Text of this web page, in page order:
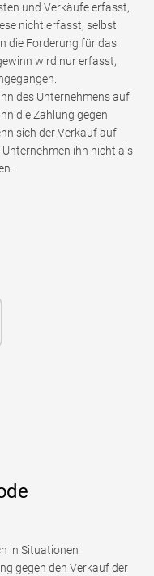
und Verkäufe erfasst,
nicht erfasst, selbst
die Forderung für das
wird nur erfasst,
des Unternehmens auf
die Zahlung gegen
sich der Verkauf auf
ihn nicht als
in Situationen
gegen den Verkauf der